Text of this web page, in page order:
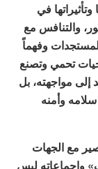
في
والتنافس مع
وفهماً
تحمي وتصنع
إلى مواجهته، بل
وأمنه
مع الجهات
وإجماعاته ليس